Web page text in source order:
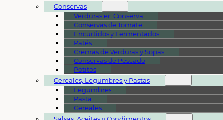
Conservas
Verduras en Conserva
Conservas de Tomate
Encurtidos y Fermentados
Patés
Cremas de Verduras y Sopas
Conservas de Pescado
Potitos
Cereales, Legumbres y Pastas
Legumbres
Pasta
Cereales
Salsas, Aceites y Condimentos